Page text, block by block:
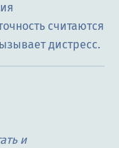
считаются
дистресс.
и